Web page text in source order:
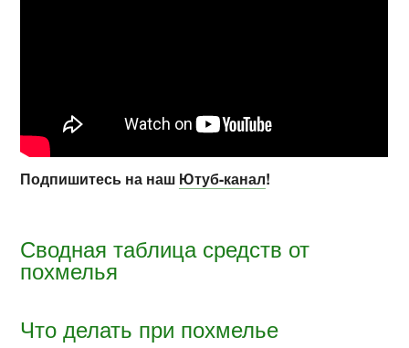
Подпишитесь на наш Ютуб-канал!
Сводная таблица средств от
похмелья
Что делать при похмелье